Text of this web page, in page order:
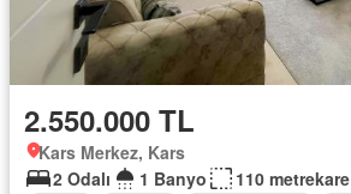
2.550.000 TL
Kars Merkez, Kars
2 Odalı
1 Banyo
110 metrekare